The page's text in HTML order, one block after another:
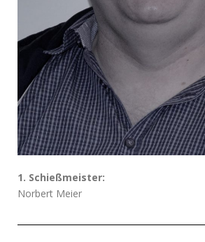
1. Schießmeister:
Norbert Meier